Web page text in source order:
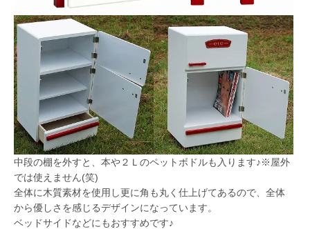
中段の棚を外すと、本や２Ｌのペットボドルも入ります♪※屋外
では使えません(笑)
全体に木質素材を使用し更に角も丸く仕上げてあるので、全体
から優しさを感じるデザインになっています。
ベッドサイドなどにもおすすめです♪